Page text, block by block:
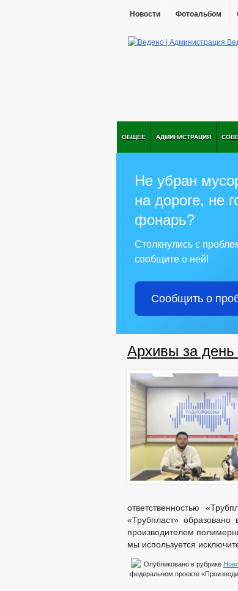
Новости Фотоальбом
ОБЩЕЕ АДМИНИСТРАЦИЯ
Не убран
на дороге, не
фонарь?
Столкнулись с
сообщите о ней!
Сообщить о
Архивы за день
ответственностью
«Трубпласт»
производителем
мы используется
Опубликовано в рубрике
федеральном проекте